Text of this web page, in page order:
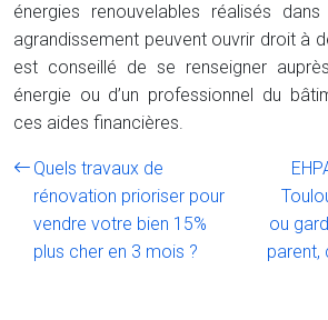
énergies renouvelables réalisés
agrandissement peuvent ouvrir droit à
est conseillé de se renseigner
énergie ou d’un professionnel du
ces aides financières.
Quels travaux de
rénovation prioriser pour
vendre votre bien 15%
plus cher en 3 mois ?
ou
parent,